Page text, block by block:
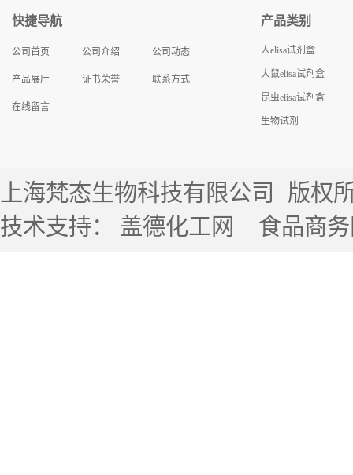
快捷导航
公司首页 公司介绍 公司动态
产品展厅 证书荣誉 联系方式
在线留言
产品类别
人elisa试剂盒
大鼠elisa试剂盒
昆虫elisa试剂盒
生物试剂
上海梵态生物科技有限公司
版权
技术支持： 盖德化工网 食品商